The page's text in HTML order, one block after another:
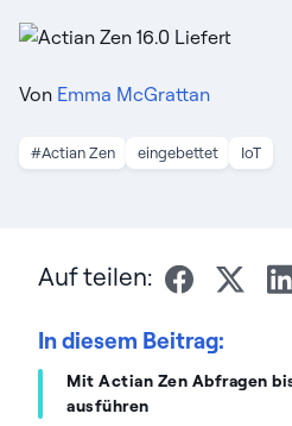
Ressourcen
Von Emma McGrattan
#Actian Zen eingebettet IoT
Auf teilen:
In diesem Beitrag:
Mit Actian Zen Abfragen
ausführen